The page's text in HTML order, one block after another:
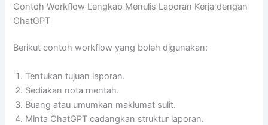
Contoh Workflow Lengkap Menulis Laporan Kerja dengan
ChatGPT
Berikut contoh workflow yang boleh digunakan:
Tentukan tujuan laporan.
Sediakan nota mentah.
Buang atau umumkan maklumat sulit.
Minta ChatGPT cadangkan struktur laporan.